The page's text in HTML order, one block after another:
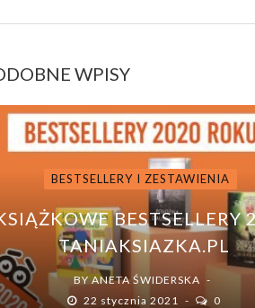
WPISY
BESTSELLERY I ZESTAWIENIA
BESTSELLERY
TANIAKSIAZKA.PL
BYANETA ŚWIDERSKA
22 stycznia 2021
0